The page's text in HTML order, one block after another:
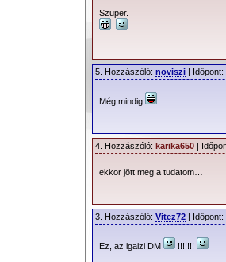
Szuper.
5. Hozzászóló: noviszi | Időpont:
Még mindig
4. Hozzászóló: karika650 |
ekkor jött meg a tudatom…
3. Hozzászóló: Vitez72 | Időpont:
Ez, az igaizi DM !!!!!!!